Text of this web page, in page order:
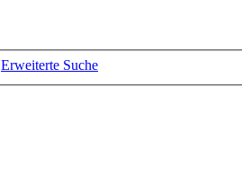
Erweiterte Suche